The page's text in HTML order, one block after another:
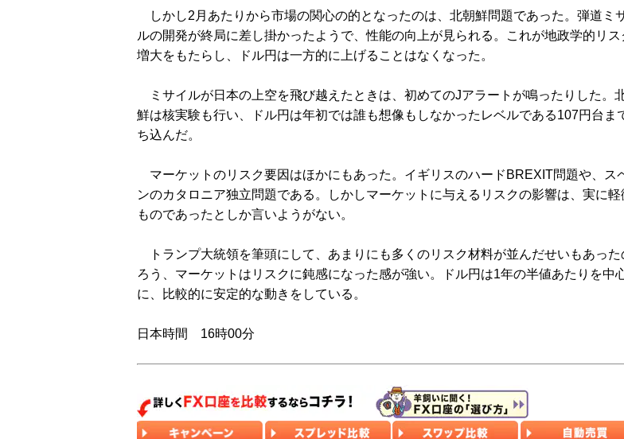
しかし2月あたりから市場の関心の的となったのは、北朝鮮問題であった。弾道ミ
ルの開発が終局に差し掛かったようで、性能の向上が見られる。これが地政学的リス
増大をもたらし、ドル円は一方的に上げることはなくなった。
ミサイルが日本の上空を飛び越えたときは、初めてのJアラートが鳴ったりした。
鮮は核実験も行い、ドル円は年初では誰も想像もしなかったレベルである107円台ま
ち込んだ。
マーケットのリスク要因はほかにもあった。イギリスのハードBREXIT問題や、ス
ンのカタロニア独立問題である。しかしマーケットに与えるリスクの影響は、実に軽
ものであったとしか言いようがない。
トランプ大統領を筆頭にして、あまりにも多くのリスク材料が並んだせいもあった
ろう、マーケットはリスクに鈍感になった感が強い。ドル円は1年の半値あたりを中
に、比較的に安定的な動きをしている。
日本時間 16時00分